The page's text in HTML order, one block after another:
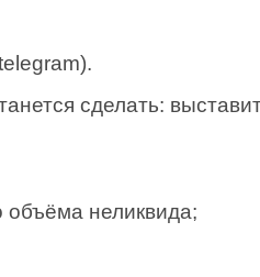
сделать:
объёма неликвида;